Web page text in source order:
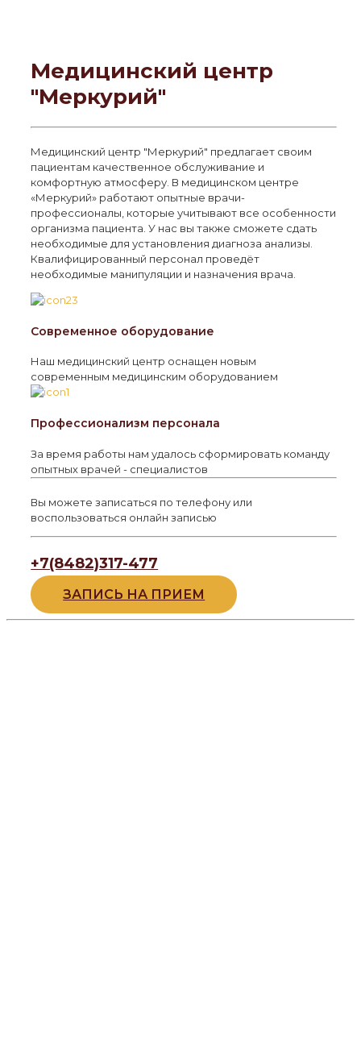
Медицинский центр
"Меркурий"
Медицинский центр "Меркурий" предлагает своим
пациентам качественное обслуживание и
комфортную атмосферу. В медицинском центре
«Меркурий» работают опытные врачи-
профессионалы, которые учитывают все особенности
организма пациента. У нас вы также сможете сдать
необходимые для установления диагноза анализы.
Квалифицированный персонал проведёт
необходимые манипуляции и назначения врача.
Современное оборудование
Наш медицинский центр оснащен новым
современным медицинским оборудованием
Профессионализм персонала
За время работы нам удалось сформировать команду
опытных врачей - специалистов
Вы можете записаться по телефону или
воспользоваться онлайн записью
+7(8482)317-477
ЗАПИСЬ НА ПРИЕМ